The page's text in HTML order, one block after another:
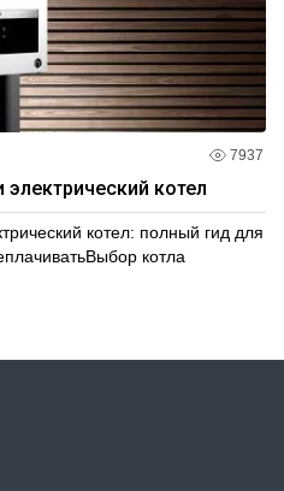
7937
котел
котел: полный гид для
котла